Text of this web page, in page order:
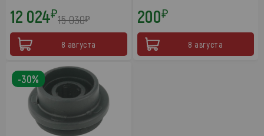
12 024₽15 030₽
8 августа
200₽
8 августа
-30%